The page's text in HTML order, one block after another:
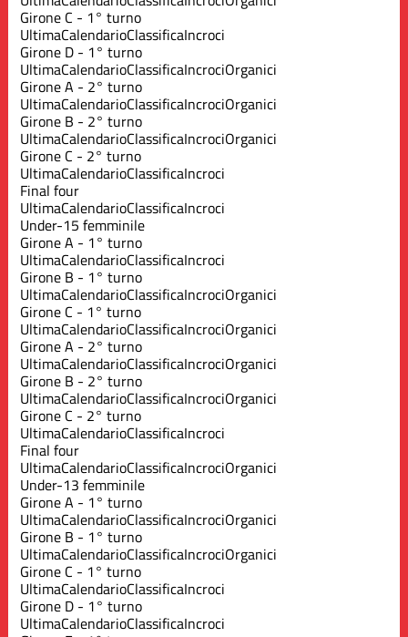
Girone C - 1° turno
UltimaCalendarioClassificaIncroci
Girone D - 1° turno
UltimaCalendarioClassificaIncrociOrganici
Girone A - 2° turno
UltimaCalendarioClassificaIncrociOrganici
Girone B - 2° turno
UltimaCalendarioClassificaIncrociOrganici
Girone C - 2° turno
UltimaCalendarioClassificaIncroci
Final four
UltimaCalendarioClassificaIncroci
Under-15 femminile
Girone A - 1° turno
UltimaCalendarioClassificaIncroci
Girone B - 1° turno
UltimaCalendarioClassificaIncrociOrganici
Girone C - 1° turno
UltimaCalendarioClassificaIncrociOrganici
Girone A - 2° turno
UltimaCalendarioClassificaIncrociOrganici
Girone B - 2° turno
UltimaCalendarioClassificaIncrociOrganici
Girone C - 2° turno
UltimaCalendarioClassificaIncroci
Final four
UltimaCalendarioClassificaIncrociOrganici
Under-13 femminile
Girone A - 1° turno
UltimaCalendarioClassificaIncrociOrganici
Girone B - 1° turno
UltimaCalendarioClassificaIncrociOrganici
Girone C - 1° turno
UltimaCalendarioClassificaIncroci
Girone D - 1° turno
UltimaCalendarioClassificaIncroci